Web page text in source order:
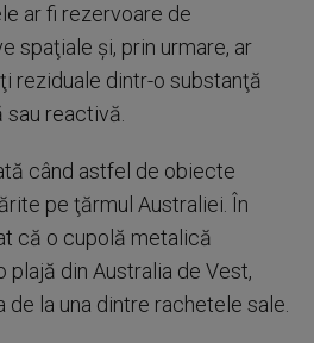
ar fi rezervoare de
spaţiale şi, prin urmare, ar
reziduale dintr-o substanţă
reactivă.
când astfel de obiecte
pe ţărmul Australiei. În
că o cupolă metalică
plajă din Australia de Vest,
de la una dintre rachetele sale.